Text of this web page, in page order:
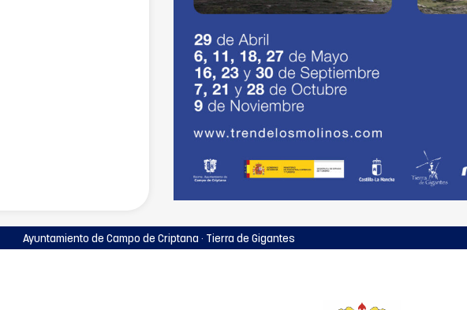
Ayuntamiento de Campo de Criptana · Tierra de Gigantes